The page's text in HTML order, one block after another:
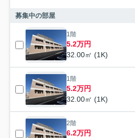
募集中の部屋
1階
5.2万円
32.00㎡ (1K)
1階
5.2万円
32.00㎡ (1K)
2階
6.2万円